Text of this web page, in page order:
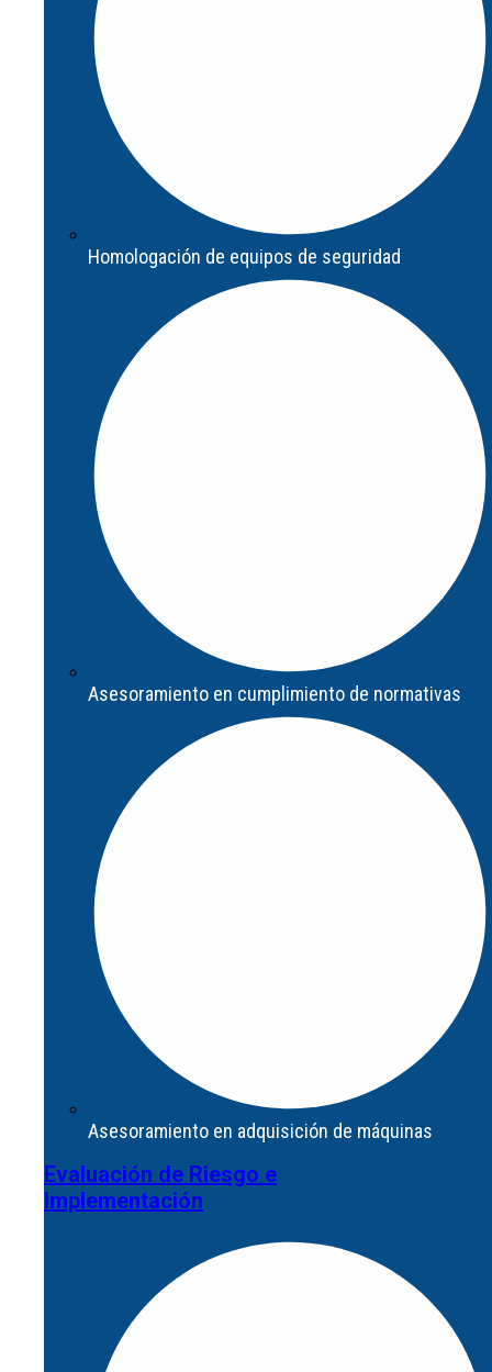
Homologación de equipos de seguridad
Asesoramiento en cumplimiento de normativas
Asesoramiento en adquisición de máquinas
Evaluación de Riesgo e
Homologación de equipos de seguridad
Asesoramiento en cumplimiento de normativas
Asesoramiento en adquisición de máquinas
Evaluación de Riesgo e
Implementación